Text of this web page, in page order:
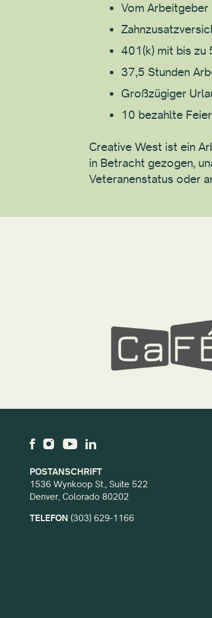
Vom Arbeitgeber
401(k) mit bis zu
37,5 Stunden
Großzügiger
10 bezahlte
Creative West ist ein
in Betracht gezogen,
Veteranenstatus oder
POSTANSCHRIFT
1536 Wynkoop St., Suite 522
Denver, Colorado 80202
TELEFON (303) 629-1166